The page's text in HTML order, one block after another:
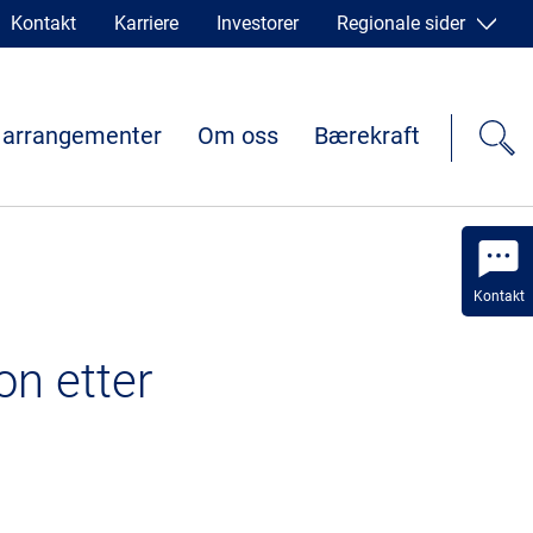
Kontakt
Kontakt Karriere Investorer Regionale sider
Om oss Bærekraft
etter